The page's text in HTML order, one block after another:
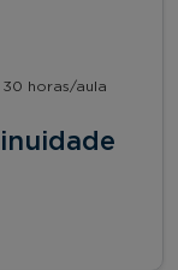
30 horas/aula